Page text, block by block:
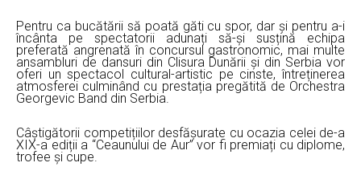
Pentru ca bucătării să poată găti cu spor, dar și pentru a-i
încânta pe spectatorii adunați să-și susțină echipa
preferată angrenată în concursul gastronomic, mai multe
ansambluri de dansuri din Clisura Dunării și din Serbia vor
oferi un spectacol cultural-artistic pe cinste, întreținerea
atmosferei culminând cu prestația pregătită de Orchestra
Georgevic Band din Serbia.
Câștigătorii competițiilor desfășurate cu ocazia celei de-a
XIX-a ediții a “Ceaunului de Aur” vor fi premiați cu diplome,
trofee și cupe.